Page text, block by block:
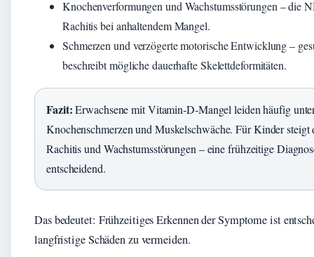
Knochenverformungen und Wachstumsstörungen – die
Rachitis bei anhaltendem Mangel.
Schmerzen und verzögerte motorische Entwicklung –
beschreibt mögliche dauerhafte Skelettdeformitäten.
Fazit:Erwachsene mit Vitamin‑D‑Mangel leiden häufig
Knochenschmerzen und Muskelschwäche. Für Kinder steigt
Rachitis und Wachstumsstörungen – eine frühzeitige
entscheidend.
Das bedeutet: Frühzeitiges Erkennen der Symptome ist
langfristige Schäden zu vermeiden.